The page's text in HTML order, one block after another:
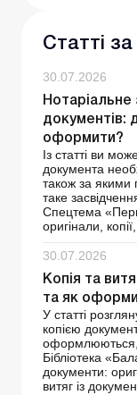
Статті
30.07.2026
Нотаріальне
документів:
оформити?
Із статті ви
документа
також за якими
таке
Спецтема
оригінали,
30.07.2026
Копія та
та як
У статті
копією
оформлюються,
Бібліотека
документи:
витяг із